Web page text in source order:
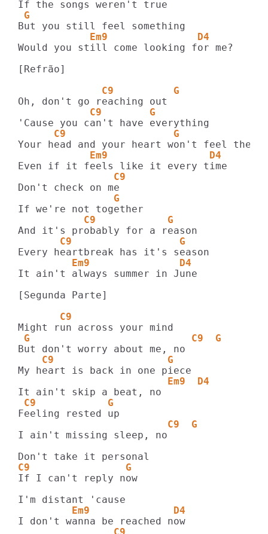
G
            Em9               D4
Would you still come looking for me?
[Refrão]
              C9          G
            C9        G
      C9                  G
            Em9                 D4
                C9
                G
           C9            G
       C9                  G
         Em9               D4
It ain't always summer in June
[Segunda Parte]
       C9
G                           C9  G
    C9                   G
                         Em9  D4
C9            G
                         C9  G
I ain't missing sleep, no
C9                G
If I can't reply now
         Em9              D4